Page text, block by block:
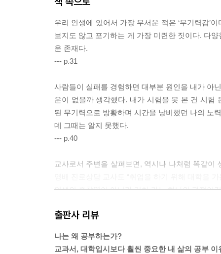
우리 인생에 있어서 가장 무서운 적은 ‘무기력감’
보지도 않고 포기하는 게 가장 미련한 짓이다. 다
운 존재다.
--- p.31
사람들이 실패를 경험하면 대부분 원인을 내가 아
운이 없을까 생각했다. 내가 시험을 못 본 건 시험
된 무기력으로 방황하며 시간을 낭비했던 나의 노
데 그때는 알지 못했다.
--- p.40
교사로서 주변을 살펴보면, 역시나 나처럼 똑같
인생의 종착역이 아니라 거쳐 가는 하나의 과정이
으니, 사회에 나가서도 ‘부적응’ 하는 경우도 많
출판사 리뷰
나는 왜 공부하는가?
교과서, 대학입시보다 훨씬 중요한 내 삶의 공부